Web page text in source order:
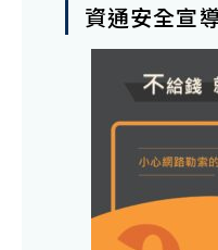
資通安全宣